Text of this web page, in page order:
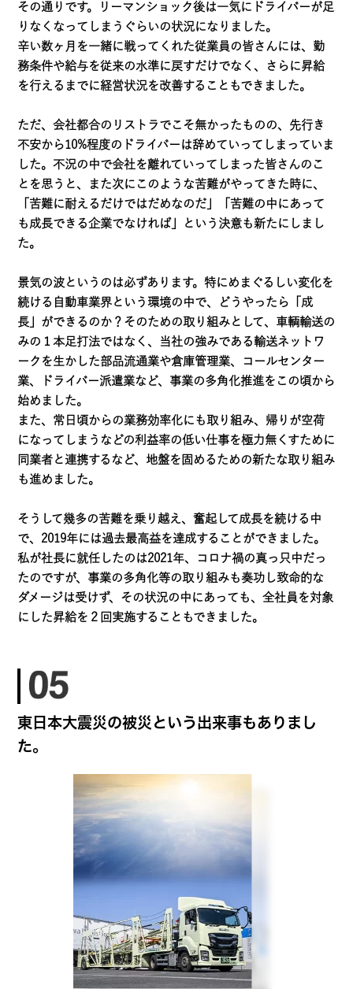
その通りです。リーマンショック後は一気にドライバーが足
りなくなってしまうぐらいの状況になりました。
辛い数ヶ月を一緒に戦ってくれた従業員の皆さんには、勤
務条件や給与を従来の水準に戻すだけでなく、さらに昇給
を行えるまでに経営状況を改善することもできました。
ただ、会社都合のリストラでこそ無かったものの、先行き
不安から10%程度のドライバーは辞めていってしまっていま
した。不況の中で会社を離れていってしまった皆さんのこ
とを思うと、また次にこのような苦難がやってきた時に、
「苦難に耐えるだけではだめなのだ」「苦難の中にあって
も成長できる企業でなければ」という決意も新たにしまし
た。
景気の波というのは必ずあります。特にめまぐるしい変化を
続ける自動車業界という環境の中で、どうやったら「成
長」ができるのか？そのための取り組みとして、車輌輸送の
みの１本足打法ではなく、当社の強みである輸送ネットワ
ークを生かした部品流通業や倉庫管理業、コールセンター
業、ドライバー派遣業など、事業の多角化推進をこの頃から
始めました。
また、常日頃からの業務効率化にも取り組み、帰りが空荷
になってしまうなどの利益率の低い仕事を極力無くすために
同業者と連携するなど、地盤を固めるための新たな取り組み
も進めました。
そうして幾多の苦難を乗り越え、奮起して成長を続ける中
で、2019年には過去最高益を達成することができました。
私が社長に就任したのは2021年、コロナ禍の真っ只中だっ
たのですが、事業の多角化等の取り組みも奏功し致命的な
ダメージは受けず、その状況の中にあっても、全社員を対象
にした昇給を２回実施することもできました。
東日本大震災の被災という出来事もありまし
た。